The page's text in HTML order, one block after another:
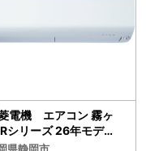
電機 エアコン 霧ヶ
リーズ 26年モデル
R2826-W （10畳